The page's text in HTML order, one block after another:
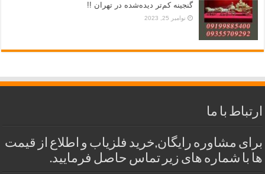
گنجینه کم‌تر دیده‌شده در تهران !!
نوامبر 25, 2023
ارتباط با ما
برای مشاوره رایگان,خرید فلزیاب و اطلاع از قیمت
ها با شماره های زیر تماس حاصل فرمایید.